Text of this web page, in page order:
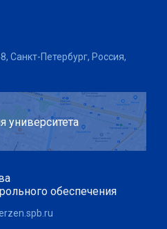
Санкт-Петербург, Россия,
университета
обеспечения